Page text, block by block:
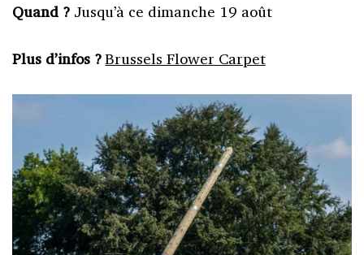
Quand ?Jusqu’à ce dimanche 19 août
Plus d’infos ? Brussels Flower Carpet